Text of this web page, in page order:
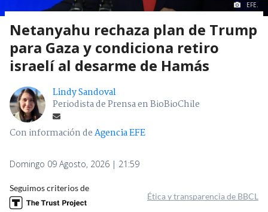
EFE.
Netanyahu rechaza plan de Trump
para Gaza y condiciona retiro
israelí al desarme de Hamás
Lindy Sandoval
Periodista de Prensa en BioBioChile
Con información deAgencia EFE
Domingo 09 Agosto, 2026 | 21:59
Seguimos criterios de
Ética y transparencia de BBCL